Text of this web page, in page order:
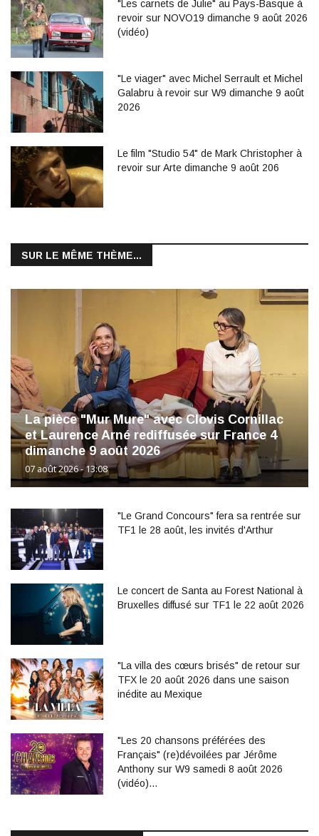
"Les carnets de Julie" au Pays-Basque à
revoir sur NOVO19 dimanche 9 août 2026
(vidéo)
"Le viager" avec Michel Serrault et Michel
Galabru à revoir sur W9 dimanche 9 août
2026
Le film "Studio 54" de Mark Christopher à
revoir sur Arte dimanche 9 août 206
SUR LE MÊME THÈME...
La pièce "Mur Mure" avec Clovis Cornillac
et Laurence Arné rediffusée sur France 4
dimanche 9 août 2026
07 août 2026 - 13:08
"Le Grand Concours" fera sa rentrée sur
TF1 le 28 août, les invités d'Arthur
Le concert de Santa au Forest National à
Bruxelles diffusé sur TF1 le 22 août 2026
"La villa des cœurs brisés" de retour sur
TFX le 20 août 2026 dans une saison
inédite au Mexique
"Les 20 chansons préférées des
Français" (re)dévoilées par Jérôme
Anthony sur W9 samedi 8 août 2026
(vidéo)…